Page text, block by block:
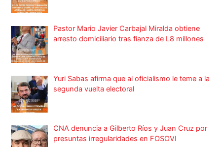
Pastor Mario Javier Carbajal Miralda obtiene
arresto domiciliario tras fianza de L8 millones
Yuri Sabas afirma que al oficialismo le teme a la
segunda vuelta electoral
CNA denuncia a Gilberto Ríos y Juan Cruz por
presuntas irregularidades en FOSOVI